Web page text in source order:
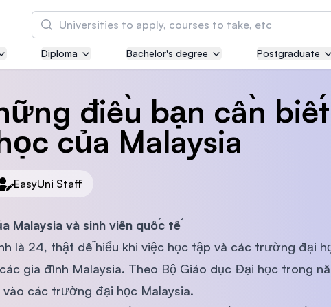
Tìm kiếm
Asia Pacific University of Technology and
Well-known for Computer Science, IT and
courses
International Medical University (IMU)
Asia School of Business (ASB)
MBA by Central Bank of Malaysia in
the Massachusetts Institute of Technology
Diploma Bachelor's degree Postgraduate
điều bạn cần
của Malaysia
EasyUni Staff
Malaysia và sinh viên quốc tế
là 24, thật dễ hiểu khi việc học tập và các trường đại
gia đình Malaysia. Theo Bộ Giáo dục Đại học trong
các trường đại học Malaysia.